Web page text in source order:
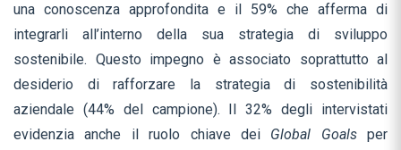
una conoscenza approfondita e il 59% che afferma di
integrarli all’interno della sua strategia di sviluppo
sostenibile. Questo impegno è associato soprattutto al
desiderio di rafforzare la strategia di sostenibilità
aziendale (44% del campione). Il 32% degli intervistati
evidenzia anche il ruolo chiave dei Global Goalsper